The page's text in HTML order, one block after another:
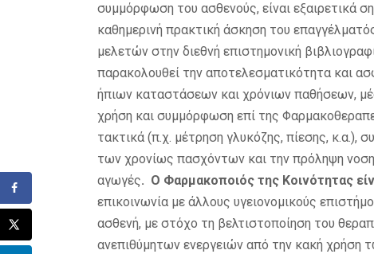
συμμόρφωση του ασθενούς, είναι εξαιρετικά
καθημερινή πρακτική άσκηση του
μελετών στην διεθνή επιστημονική
παρακολουθεί την αποτελεσματικότητα και
ήπιων καταστάσεων και χρόνιων παθήσεων,
χρήση και συμμόρφωση επί της
τακτικά (π.χ. μέτρηση γλυκόζης, πίεσης, κ.α.),
των χρονίως πασχόντων και την πρόληψη
αγωγές. Ο Φαρμακοποιός της Κοινότητας
επικοινωνία με άλλους υγειονομικούς
ασθενή, με στόχο τη βελτιστοποίηση του
ανεπιθύμητων ενεργειών από την κακή χρήση